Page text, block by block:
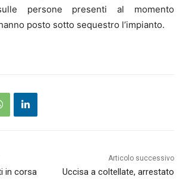
persone presenti al momento
posto sotto sequestro l’impianto.
in corsa
Articolo successivo
Uccisa a coltellate, arrestato